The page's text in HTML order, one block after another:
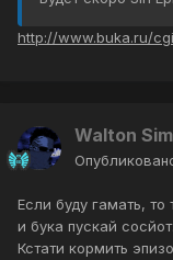
http://www.buka.ru/
Walton
Если буду гамать, то
и бука пускай сосйот.
Кстати кормить